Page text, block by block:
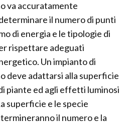
va accuratamente
il numero di punti
di energia e le tipologie di
rispettare adeguati
Un impianto di
deve adattarsi alla superficie
piante ed agli effetti luminosi
superficie e le specie
il numero e la